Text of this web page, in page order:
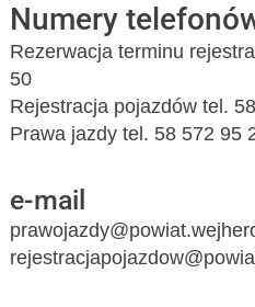
Numery
Rezerwacja terminu
50
Rejestracja pojazdów tel.
Prawa jazdy tel. 58 572 95
e-mail